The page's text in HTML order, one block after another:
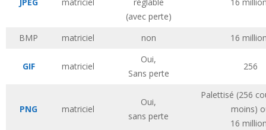
(avec perte)
BMP matriciel non 16
GIF matriciel
Oui,
Sans perte
256
PNG matriciel
Oui,
sans perte
Palettisé (256
moins)
16